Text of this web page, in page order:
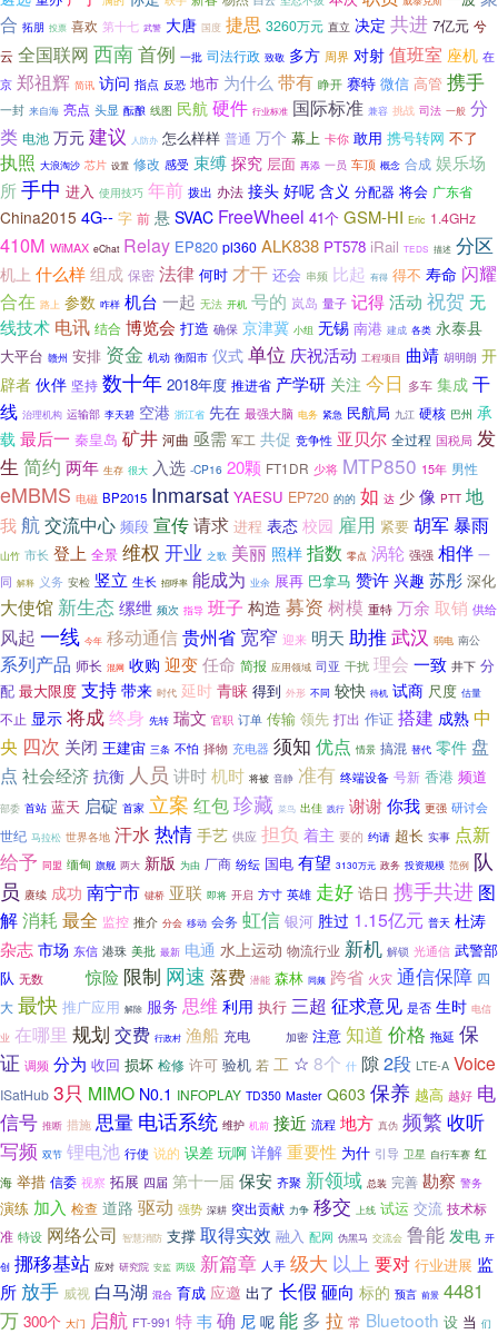
合 拓朋 投票 喜欢 第十七 武警 大唐 国度 捷思 3260万元 直立 决定 共进 7亿元 兮
云 全国联网 西南首例 一批 司法行政 致敬 多方 周界 对射 值班室 座机 在
京 郑祖辉 简讯 访问 指点 反恐 地市 为什么 带有 睁开 赛特 微信 高管 携手
一封 来自海 亮点 头显 酝酿 线图 民航 硬件 行业标准 国际标准 兼容 挑战 司法 一般 分
类 电池 万元 建议 人防办 怎么样样 普通 万个 幕上 卡你 敢用 携号转网 不了
执照 大浪淘沙 芯片 设置 修改 感受 束缚 探究 层面 再添 一员 车顶 概念 合成 娱乐场
所手中 进入 使用技巧 年前 拨出 办法 接头 好呢 含义 分配器 将会 广东省
China2015 4G-- 字 前 悬 SVAC FreeWheel 41个 GSM-HI Eric 1.4GHz
410M WiMAX eChat Relay EP820 pl360 ALK838 PT578 iRail TEDS 描述 分区
机上 什么样组成 保密 法律 何时 才干 还会 串频 比起 有得 得不 寿命 闪耀
合在 路上 参数 咋样 机台 一起 无法 开机 号的 岚岛 量子 记得活动 祝贺 无
线技术 电讯 结合 博览会 打造 确保 京津冀 小组 无锡 南港 建成 各类 永泰县
大平台 赣州 安排 资金 机动 衡阳市 仪式单位 庆祝活动 工程项目 曲靖 胡明朗 开
辟者 伙伴 坚持 数十年 2018年度 推进省 产学研 关注 今日 多车 集成 干
线 治理机构 运输部 李天碧 空港 浙江省 先在 最强大脑 电务 紧急 民航局 九江 硬核 巴州 承
载 最后一 秦皇岛 矿井 河曲 亟需 军工 共促 竞争性 亚贝尔 全过程 国税局 发
生 简约 两年 生存 很大 入选 -CP16 20颗 FT1DR 少将 MTP850 15年 男性
eMBMS 电磁 BP2015 Inmarsat YAESU EP720 的的 如 达 少 像 PTT 地
我航交流中心 频段 宣传请求 进程 表态 校园 雇用 紧要 胡军暴雨
山竹 市长 登上 全景 维权 开业 之歌 美丽 照样指数 零点 涡轮 强强 相伴 一
同 解释 义务 安检 竖立 生长 招呼率 能成为 业余 展再 巴拿马 赞许 兴趣 苏彤 深化
大使馆 新生态缧绁 频次 指导 班子 构造 募资 树模 重特 万余 取销 供给
风起 一线 今年 移动通信贵州省 宽窄 迎来 明天 助推 武汉 弱电 南公
系列产品 师长 混网 收购 迎变任命 简报 应用领域 司亚 干扰 理会 一致 井下 分
配 最大限度 支持带来 时代 延时 青睐 得到 外形 不同 较快 待机 试商 尺度 估量
不止 显示 将成终身 先转 瑞文 官职 订单 传输 领先 打出 作证 搭建 成熟 中
央 四次 关闭 王建宙 三条 不怕 择物 充电器 须知 优点 情景 搞混 替代 零件 盘
点 社会经济 抗衡 人员 讲时机时 将被 音静 准有 终端设备 号新 香港 频道
部委 首站 蓝天 启碇 首家 立案 红包珍藏 菜鸟 出佳 践行 谢谢你我 更强 研讨会
世纪 马拉松 世界各地 汗水 热情 手艺 供应 担负 着主 要的 约请 超长 实事 点新
给予 同盟 缅甸 旗舰 两大 新版 为由 厂商 纷纭 国电 有望 3130万元 政务 投资规模 范例 队
员 赓续 成功 南宁市 键桥 亚联 即将 开启 方寸 英雄 走好 诰日 携手共进 图
解消耗 最全 监控 推介 分会 移动 会务 虹信 银河 胜过 1.15亿元 普天 杜涛
杂志 市场 东信 港珠 美批 最新 电通 水上运动 物流行业 新机 解锁 光通信 武警部
队 无数 惊险 限制 网速 落费 潜能 森林 同频 跨省 火灾 通信保障 四
大 最快 推广应用 解除 服务 思维 利用 执行 三超 征求意见 是否 生时 电信
业 在哪里 规划 交费 行政村 渔船 充电 加密 注意 知道 价格 拖延 保
证 调频 分为 收回 损坏 检修 许可 验机 若 工 ☆ 8个 什 隙2段 LTE-A Voice
ISatHub 3只 MIMO N0.1 INFOPLAY TD350 Master Q603 保养 越高 越好 电
信号 推断 措施 思量 电话系统 维护 机前 接近 流程 地方 真伪 频繁 收听
写频 双节 锂电池 行使 说的 误差 玩啊 详解重要性 为什 引导 卫星 自行车赛 红
海 举措 信委 视察 拓展 四届 第十一届 保安 齐聚 新领域 总装 完善 勘察 警务
演练 加入 检查 道路 驱动 强势 深耕 突出贡献 力争 移交 上线 试运 交流 技术标
准 特设 网络公司 智慧消防 支撑 取得实效 融入 配网 伪黑马 交流会 鲁能 发电 开
创 挪移基站 应对 研究院 安监 两级 新篇章 人手 级大 以上 要对 行业进展 监
所 放手 威视 白马湖 混合 育成 应邀 出了 长假 砸向 标的 预言 前景 4481
万 300个 大门 启航 FT-991 特 韦 确 尼 呢 能 多 拉 常 Bluetooth 设 当 们